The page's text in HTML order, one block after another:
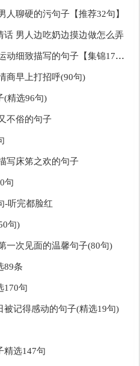
人聊硬的污句子【推荐32句】
话 男人边吃奶边摸边做怎么弄
细致描写的句子【集锦17句】
商早上打招呼(90句)
(精选96句)
不俗的句子
写床笫之欢的句子
句
-听完都脸红
句)
一次见面的温馨句子(80句)
89条
170句
记得感动的句子(精选19句)
精选147句